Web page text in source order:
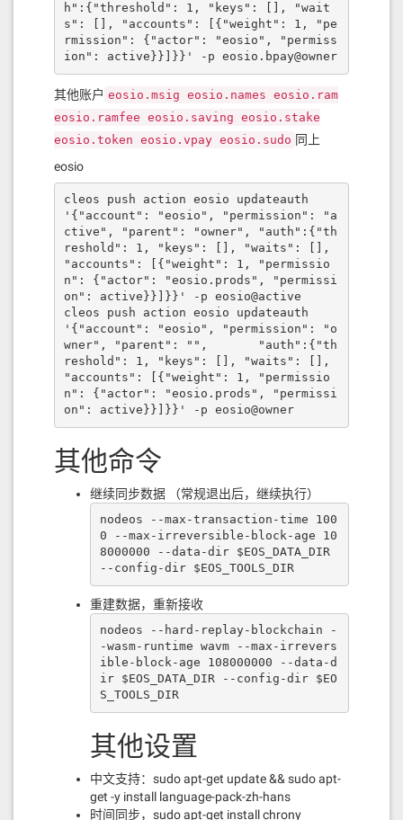
h":{"threshold": 1, "keys": [], "wait
s": [], "accounts": [{"weight": 1, "pe
rmission": {"actor": "eosio", "permiss
ion": active}}]}}' -p eosio.bpay@owner
其他账户 eosio.msig eosio.names eosio.ram
eosio.ramfee eosio.saving eosio.stake
eosio.token eosio.vpay eosio.sudo 同上
eosio
cleos push action eosio updateauth
'{"account": "eosio", "permission": "a
ctive", "parent": "owner", "auth":{"th
reshold": 1, "keys": [], "waits": [],
"accounts": [{"weight": 1, "permissio
n": {"actor": "eosio.prods", "permissi
on": active}}]}}' -p eosio@active
cleos push action eosio updateauth
'{"account": "eosio", "permission": "o
wner", "parent": "",       "auth":{"th
reshold": 1, "keys": [], "waits": [],
"accounts": [{"weight": 1, "permissio
n": {"actor": "eosio.prods", "permissi
on": active}}]}}' -p eosio@owner
其他命令
继续同步数据 （常规退出后，继续执行）
nodeos --max-transaction-time 100
0 --max-irreversible-block-age 10
8000000 --data-dir $EOS_DATA_DIR
--config-dir $EOS_TOOLS_DIR
重建数据，重新接收
nodeos --hard-replay-blockchain -
-wasm-runtime wavm --max-irrevers
ible-block-age 108000000 --data-d
ir $EOS_DATA_DIR --config-dir $EO
S_TOOLS_DIR
其他设置
中文支持：sudo apt-get update && sudo apt-
get -y install language-pack-zh-hans
时间同步，sudo apt-get install chrony